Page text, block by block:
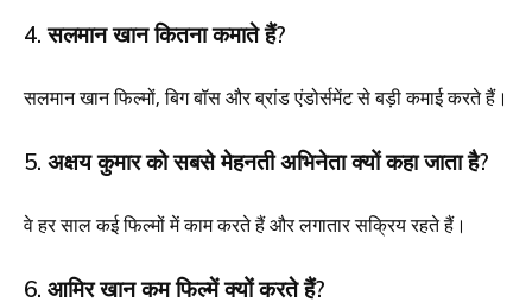
4. सलमान खान कितना कमाते हैं?
सलमान खान फिल्मों, बिग बॉस और ब्रांड एंडोर्समेंट से बड़ी कमाई करते हैं।
5. अक्षय कुमार को सबसे मेहनती अभिनेता क्यों कहा जाता है?
वे हर साल कई फिल्मों में काम करते हैं और लगातार सक्रिय रहते हैं।
6. आमिर खान कम फिल्में क्यों करते हैं?